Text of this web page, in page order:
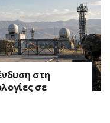
στη
σε